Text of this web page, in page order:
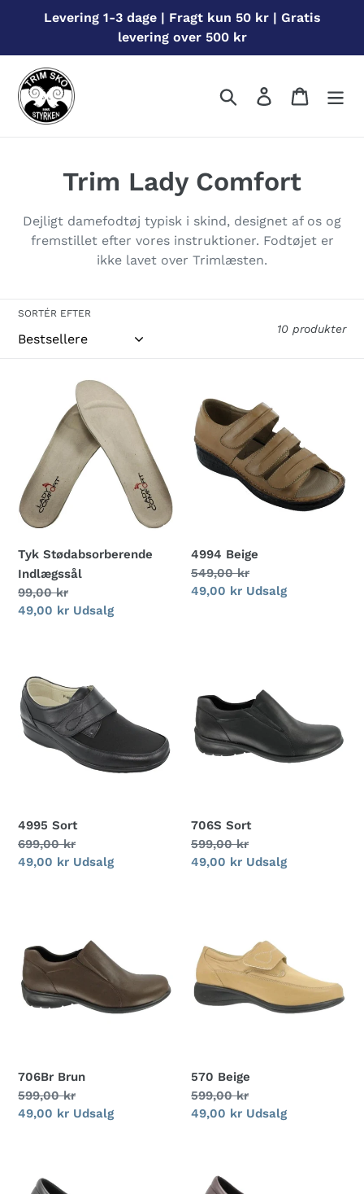
Levering 1-3 dage | Fragt kun 50 kr | Gratis
levering over 500 kr
Søg Log ind
S
a
m
i
n
Trim Lady Comfort
Dejligt damefodtøj typisk i skind, designet af os og
fremstillet efter vores instruktioner. Fodtøjet er
ikke lavet over Trimlæsten.
SORTÉR EFTER
10 produkter
Stødabsorberende
Indlægssål
Tyk Stødabsorberende
Indlægssål
Normalpris
99,00 kr
Udsalgspris
49,00 kr Udsalg
Beige
4994 Beige
Normalpris
549,00 kr
Udsalgspris
49,00 kr Udsalg
Sort
4995 Sort
Normalpris
699,00 kr
Udsalgspris
49,00 kr Udsalg
706S Sort
Normalpris
599,00 kr
Udsalgspris
49,00 kr Udsalg
706Br Brun
Normalpris
599,00 kr
Udsalgspris
49,00 kr Udsalg
570 Beige
Normalpris
599,00 kr
Udsalgspris
49,00 kr Udsalg
Sort
Bordeaux